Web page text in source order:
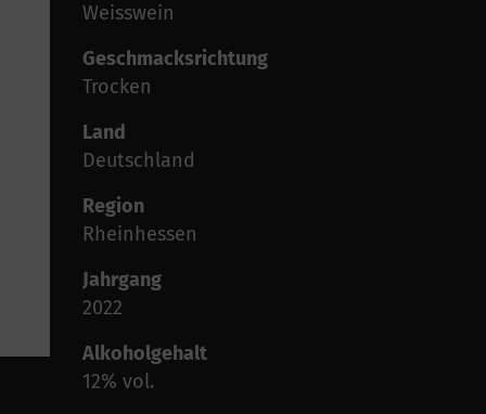
Weisswein
Geschmacksrichtung
Trocken
Land
Deutschland
Region
Rheinhessen
Jahrgang
2022
Alkoholgehalt
12% vol.